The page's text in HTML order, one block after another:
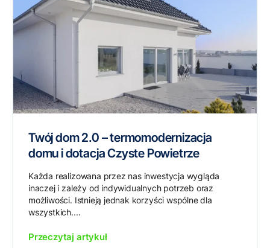
Twój dom 2.0 – termomodernizacja
domu i dotacja Czyste Powietrze
Każda realizowana przez nas inwestycja wygląda
inaczej i zależy od indywidualnych potrzeb oraz
możliwości. Istnieją jednak korzyści wspólne dla
wszystkich....
Przeczytaj artykuł